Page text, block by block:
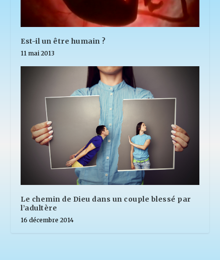
Est-il un être humain ?
11 mai 2013
Le chemin de Dieu dans un couple blessé par
l’adultère
16 décembre 2014